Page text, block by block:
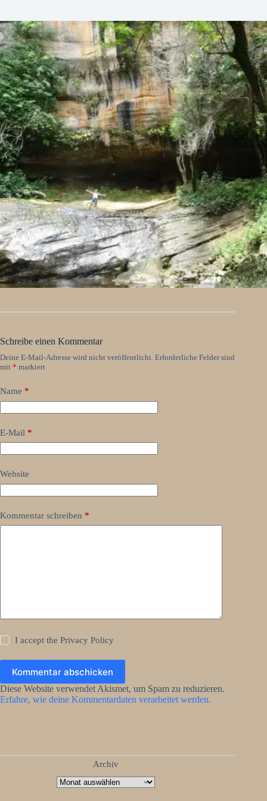
Schreibe einen Kommentar
Deine E-Mail-Adresse wird nicht veröffentlicht. Erforderliche Felder sind
mit * markiert
Name *
E-Mail *
Website
Kommentar schreiben *
I accept thePrivacy Policy
Kommentar abschicken
Diese Website verwendet Akismet, um Spam zu reduzieren.
Erfahre, wie deine Kommentardaten verarbeitet werden.
Archiv